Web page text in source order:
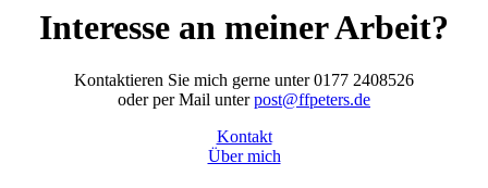
Interesse an meiner Arbeit?
Kontaktieren Sie mich gerne unter 0177 2408526
oder per Mail unterpost@ffpeters.de
Kontakt
Über mich